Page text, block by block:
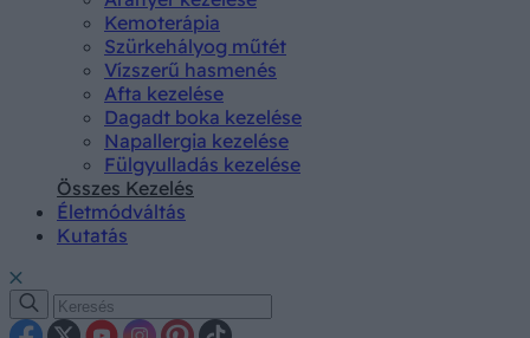
Kemoterápia
Szürkehályog műtét
Vízszerű hasmenés
Afta kezelése
Dagadt boka kezelése
Napallergia kezelése
Fülgyulladás kezelése
Összes Kezelés
Életmódváltás
Kutatás